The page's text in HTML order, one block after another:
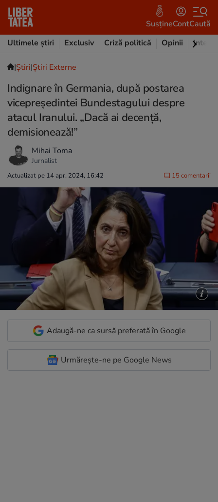
SusțineContCaută
Ultimele știri
Exclusiv Criză politică Opinii
|Ştiri|Știri Externe
Indignare în Germania, după postarea
vicepreședintei Bundestagului despre
atacul Iranului. „Dacă ai decență,
demisionează!”
Mihai Toma
Jurnalist
Actualizat pe 14 apr. 2024, 16:42 15 comentarii
Adaugă-ne ca sursă preferată în Google
Urmărește-ne pe Google News